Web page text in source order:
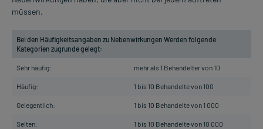
müssen.
Bei den Häufigkeitsangaben zu Nebenwirkungen Werden folgende
Kategorien zugrunde gelegt:
Sehr häufig: mehr als 1 Behandelter von 10
Häufig: 1 bis 10 Behandelte von 100
Gelegentlich: 1 bis 10 Behandelte von 1 000
Selten: 1 bis 10 Behandelte von 10 000